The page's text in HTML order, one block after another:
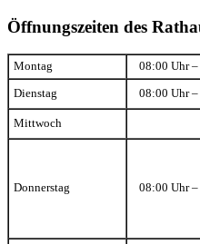
Öffnungszeiten des
Montag 08:00 Uhr
Dienstag 08:00 Uhr
Mittwoch
Donnerstag 08:00 Uhr